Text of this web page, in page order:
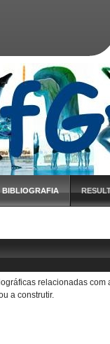
BIBLIOGRAFIA
relacionadas com
a construtir.